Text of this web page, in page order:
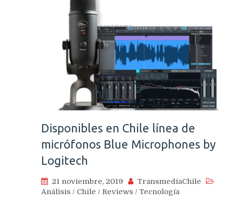
Disponibles en Chile línea de
micrófonos Blue Microphones by
Logitech
21 noviembre, 2019
TransmediaChile
Análisis / Chile / Reviews / Tecnología